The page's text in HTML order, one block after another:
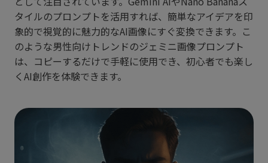
タイルのプロンプトを活用すれば、簡単なアイデアを印
象的で視覚的に魅力的なAI画像にすぐ変換できます。こ
のような男性向けトレンドのジェミニ画像プロンプト
は、コピーするだけで手軽に使用でき、初心者でも楽し
くAI創作を体験できます。